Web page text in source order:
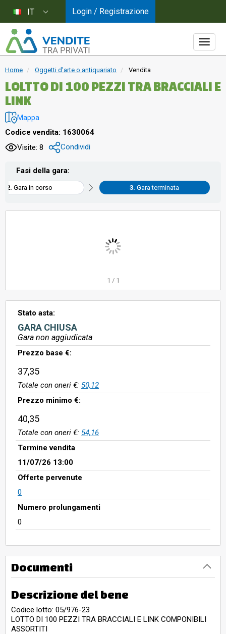
Home Oggetti d'arte o antiquariato Vendita
LOLTTO DI 100 PEZZI TRA BRACCIALI E
LINK
Mappa
Codice vendita: 1630064
Visite: 8
Condividi
Fasi della gara:
Gara in corso Gara terminata
1 / 1
Stato asta:
GARA CHIUSA
Gara non aggiudicata
Prezzo base €:
37,35
Totale con oneri €: 50,12
Prezzo minimo €:
40,35
Totale con oneri €: 54,16
Termine vendita
11/07/26 13:00
Offerte pervenute
0
Numero prolungamenti
0
Documenti
Descrizione del bene
Codice lotto: 05/976-23
LOTTO DI 100 PEZZI TRA BRACCIALI E LINK COMPONIBILI
ASSORTITI
IT Login / Registrazione